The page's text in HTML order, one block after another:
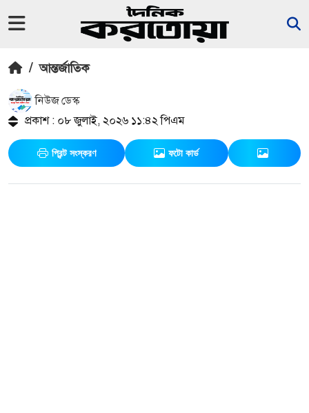
/ আন্তর্জাতিক
নিউজ ডেস্ক
প্রকাশ : ০৮ জুলাই, ২০২৬ ১১:৪২ পিএম
প্রিন্ট সংস্করণ ফটো কার্ড